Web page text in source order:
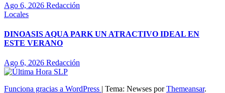
Ago 6, 2026 Redacción
Locales
DINOASIS AQUA PARK UN ATRACTIVO IDEAL EN
ESTE VERANO
Ago 6, 2026 Redacción
Funciona gracias a WordPress | Tema: Newses porThemeansar.